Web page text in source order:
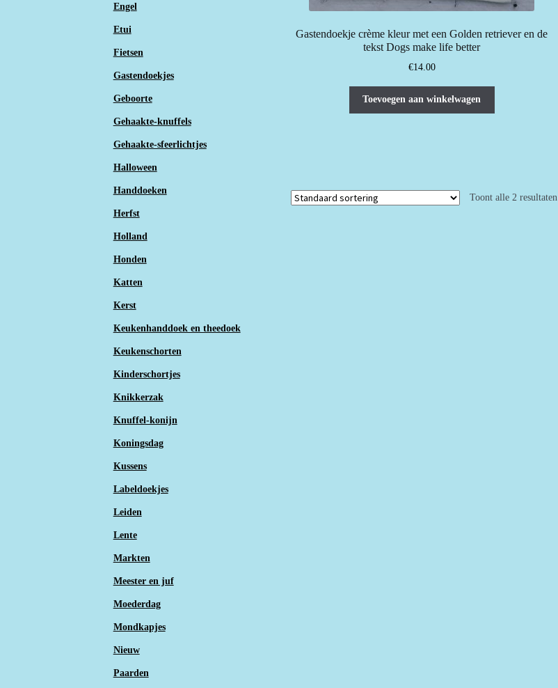
Gastendoekje crème kleur met een Golden retriever en de
tekst Dogs make life better
€14.00
Toevoegen aan winkelwagen
Toont alle 2 resultaten
Engel
Etui
Fietsen
Gastendoekjes
Geboorte
Gehaakte-knuffels
Gehaakte-sfeerlichtjes
Halloween
Handdoeken
Herfst
Holland
Honden
Katten
Kerst
Keukenhanddoek en theedoek
Keukenschorten
Kinderschortjes
Knikkerzak
Knuffel-konijn
Koningsdag
Kussens
Labeldoekjes
Leiden
Lente
Markten
Meester en juf
Moederdag
Mondkapjes
Nieuw
Paarden